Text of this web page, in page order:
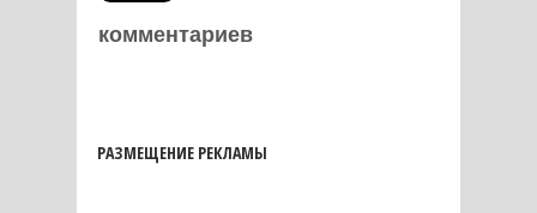
комментариев
РАЗМЕЩЕНИЕ РЕКЛАМЫ